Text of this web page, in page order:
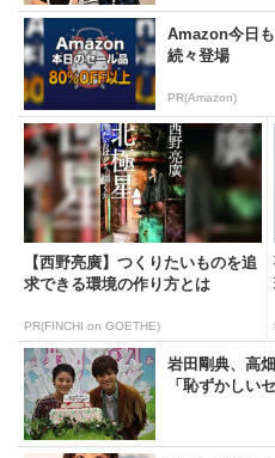
Amazon今日
続々登場
PR(Amazon)
【西野亮廣】つくりたいものを追
求できる環境の作り方とは
PR(FINCHI on GOETHE)
岩田剛典、高
「恥ずかしい